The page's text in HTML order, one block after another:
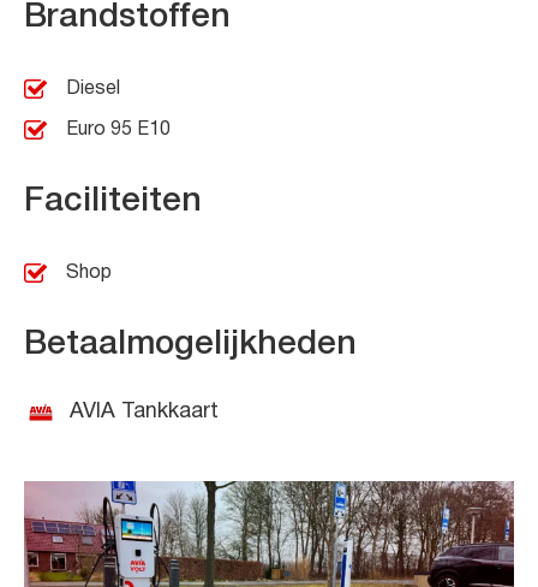
Brandstoffen
Diesel
Euro 95 E10
Faciliteiten
Shop
Betaalmogelijkheden
AVIA Tankkaart